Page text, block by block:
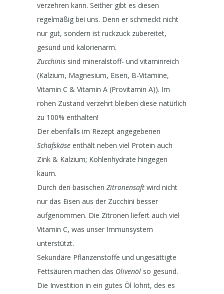
verzehren kann. Seither gibt es diesen
regelmäßig bei uns. Denn er schmeckt nicht
nur gut, sondern ist ruckzuck zubereitet,
gesund und kalorienarm.
Zucchinis sind mineralstoff- und vitaminreich
(Kalzium, Magnesium, Eisen, B-Vitamine,
Vitamin C & Vitamin A (Provitamin A)). Im
rohen Zustand verzehrt bleiben diese natürlich
zu 100% enthalten!
Der ebenfalls im Rezept angegebenen
Schafskäse enthält neben viel Protein auch
Zink & Kalzium; Kohlenhydrate hingegen
kaum.
Durch den basischen Zitronensaft wird nicht
nur das Eisen aus der Zucchini besser
aufgenommen. Die Zitronen liefert auch viel
Vitamin C, was unser Immunsystem
unterstützt.
Sekundäre Pflanzenstoffe und ungesättigte
Fettsäuren machen das Olivenöl so gesund.
Die Investition in ein gutes Öl lohnt, des es